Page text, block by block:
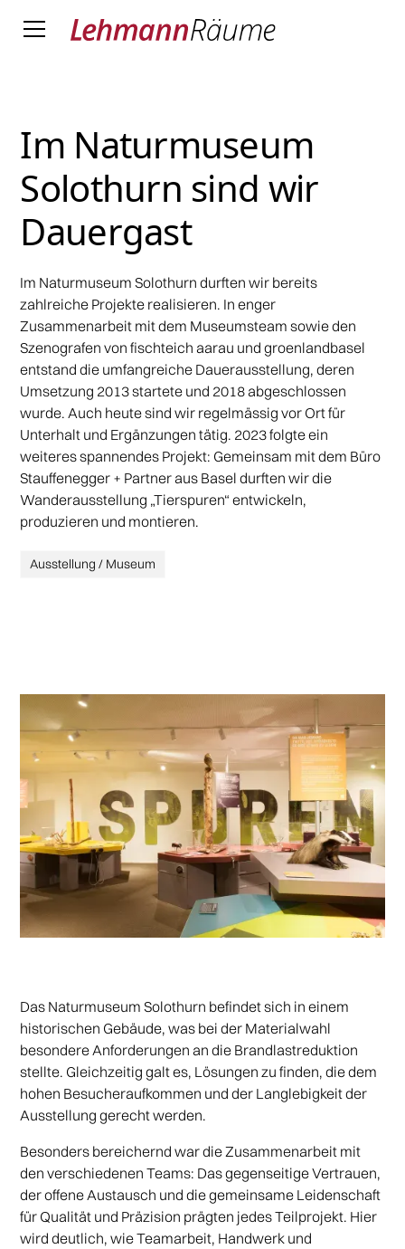
Im Naturmuseum
Solothurn sind wir
Dauergast
Im Naturmuseum Solothurn durften wir bereits
zahlreiche Projekte realisieren. In enger
Zusammenarbeit mit dem Museumsteam sowie den
Szenografen von fischteich aarau und groenlandbasel
entstand die umfangreiche Dauerausstellung, deren
Umsetzung 2013 startete und 2018 abgeschlossen
wurde. Auch heute sind wir regelmässig vor Ort für
Unterhalt und Ergänzungen tätig. 2023 folgte ein
weiteres spannendes Projekt: Gemeinsam mit dem Büro
Stauffenegger + Partner aus Basel durften wir die
Wanderausstellung „Tierspuren“ entwickeln,
produzieren und montieren.
Ausstellung / Museum
Das Naturmuseum Solothurn befindet sich in einem
historischen Gebäude, was bei der Materialwahl
besondere Anforderungen an die Brandlastreduktion
stellte. Gleichzeitig galt es, Lösungen zu finden, die dem
hohen Besucheraufkommen und der Langlebigkeit der
Ausstellung gerecht werden.
Besonders bereichernd war die Zusammenarbeit mit
den verschiedenen Teams: Das gegenseitige Vertrauen,
der offene Austausch und die gemeinsame Leidenschaft
für Qualität und Präzision prägten jedes Teilprojekt. Hier
wird deutlich, wie Teamarbeit, Handwerk und